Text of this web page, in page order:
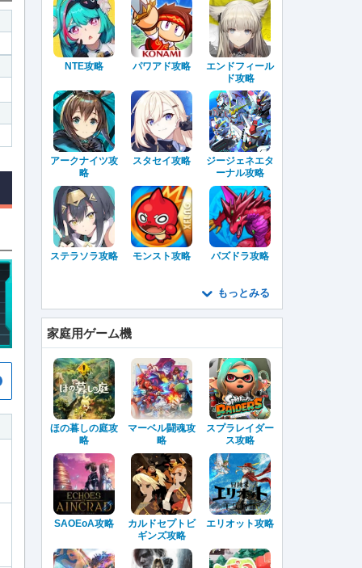
NTE攻略 パワアド攻略
エンドフィール
ド攻略
アークナイツ攻
略
スタセイ攻略
ジージェネエタ
ーナル攻略
ステラソラ攻略 モンスト攻略 パズドラ攻略
もっとみる
家庭用ゲーム機
ほの暮しの庭攻
略
マーベル闘魂攻
略
スプラレイダー
ス攻略
SAOEoA攻略
カルドセプトビ
ギンズ攻略
エリオット攻略